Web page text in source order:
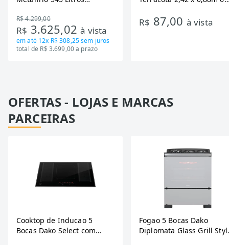
Tecnologia Inverter, Branco,
Bivolt
R$ 4.299,00
R$ 3.625,02à vista
em até 12x R$ 308,25sem juros
total de R$ 3.699,00 a prazo
R$ 87,00 à vista
OFERTAS - LOJAS E MARCAS
PARCEIRAS
Cooktop de Inducao 5
Bocas Dako Select com
Fogao 5 Bocas Dako
Diplomata Glass Grill